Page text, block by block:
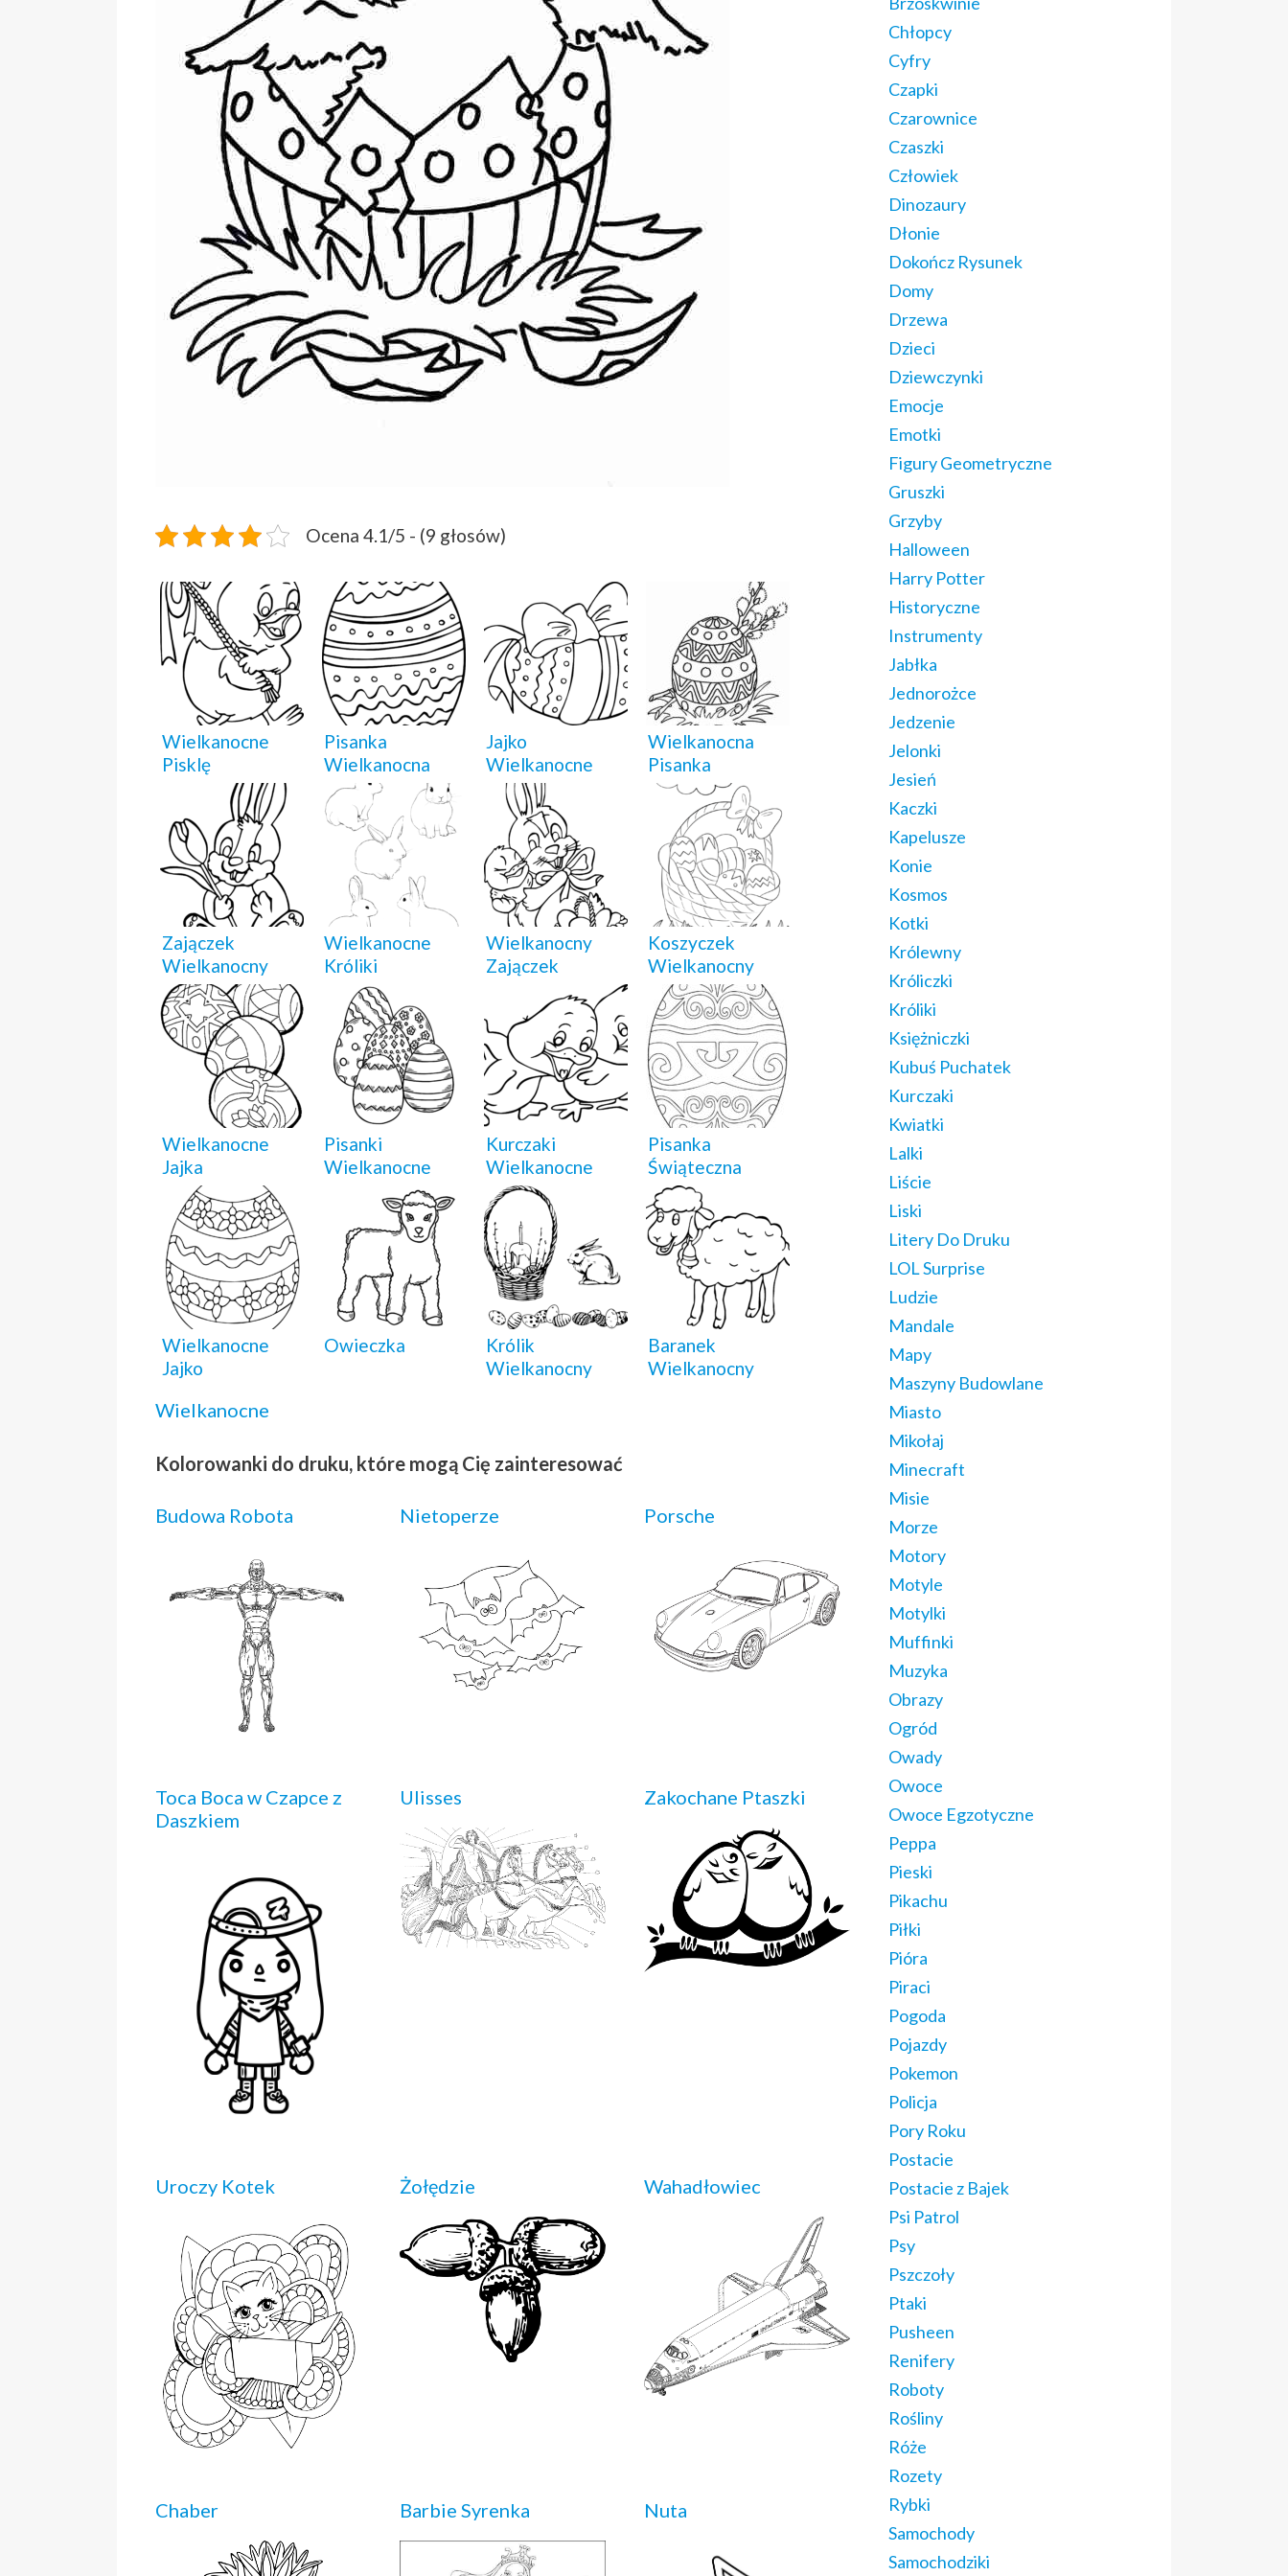
Ocena 4.1/5 - (9 głosów)
Wielkanocne
Pisklę
Pisanka
Wielkanocna
Jajko
Wielkanocne
Wielkanocna
Pisanka
Zajączek
Wielkanocny
Wielkanocne
Króliki
Wielkanocny
Zajączek
Koszyczek
Wielkanocny
Wielkanocne
Jajka
Pisanki
Wielkanocne
Kurczaki
Wielkanocne
Pisanka
Świąteczna
Wielkanocne
Jajko
Owieczka
Królik
Wielkanocny
Baranek
Wielkanocny
Wielkanocne
Kolorowanki do druku, które mogą Cię zainteresować
Budowa Robota Nietoperze Porsche
Toca Boca w Czapce z
Daszkiem
Ulisses Zakochane Ptaszki
Uroczy Kotek Żołędzie Wahadłowiec
Chaber Barbie Syrenka Nuta
Chłopcy
Cyfry
Czapki
Czarownice
Czaszki
Człowiek
Dinozaury
Dłonie
Dokończ Rysunek
Domy
Drzewa
Dzieci
Dziewczynki
Emocje
Emotki
Figury Geometryczne
Gruszki
Grzyby
Halloween
Harry Potter
Historyczne
Instrumenty
Jabłka
Jednorożce
Jedzenie
Jelonki
Jesień
Kaczki
Kapelusze
Konie
Kosmos
Kotki
Królewny
Króliczki
Króliki
Księżniczki
Kubuś Puchatek
Kurczaki
Kwiatki
Lalki
Liście
Liski
Litery Do Druku
LOL Surprise
Ludzie
Mandale
Mapy
Maszyny Budowlane
Miasto
Mikołaj
Minecraft
Misie
Morze
Motory
Motyle
Motylki
Muffinki
Muzyka
Obrazy
Ogród
Owady
Owoce
Owoce Egzotyczne
Peppa
Pieski
Pikachu
Piłki
Pióra
Piraci
Pogoda
Pojazdy
Pokemon
Policja
Pory Roku
Postacie
Postacie z Bajek
Psi Patrol
Psy
Pszczoły
Ptaki
Pusheen
Renifery
Roboty
Rośliny
Róże
Rozety
Rybki
Samochody
Samochodziki